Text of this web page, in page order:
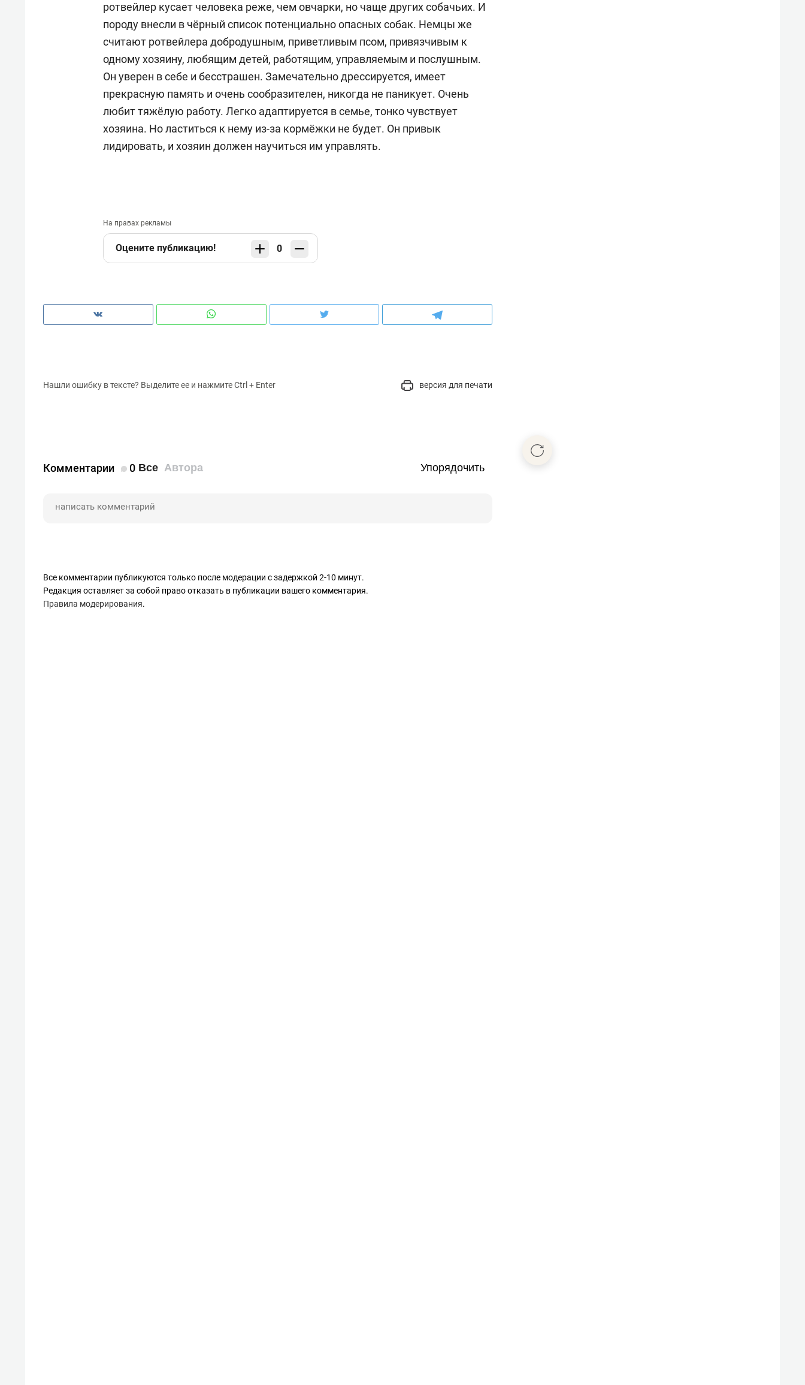
ротвейлер кусает человека реже, чем овчарки, но чаще других собачьих. И
породу внесли в чёрный список потенциально опасных собак. Немцы же
считают ротвейлера добродушным, приветливым псом, привязчивым к
одному хозяину, любящим детей, работящим, управляемым и послушным.
Он уверен в себе и бесстрашен. Замечательно дрессируется, имеет
прекрасную память и очень сообразителен, никогда не паникует. Очень
любит тяжёлую работу. Легко адаптируется в семье, тонко чувствует
хозяина. Но ластиться к нему из-за кормёжки не будет. Он привык
лидировать, и хозяин должен научиться им управлять.
На правах рекламы
Оцените публикацию! 0
Нашли ошибку в тексте? Выделите ее и нажмите Ctrl + Enter версия для печати
Комментарии 0 Все Автора Упорядочить
Все комментарии публикуются только после модерации с задержкой 2-10 минут.
Редакция оставляет за собой право отказать в публикации вашего комментария.
Правила модерирования.